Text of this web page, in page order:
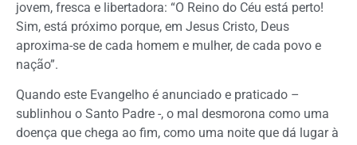
jovem, fresca e libertadora: “O Reino do Céu está perto!
Sim, está próximo porque, em Jesus Cristo, Deus
aproxima-se de cada homem e mulher, de cada povo e
nação”.
Quando este Evangelho é anunciado e praticado –
sublinhou o Santo Padre -, o mal desmorona como uma
doença que chega ao fim, como uma noite que dá lugar à